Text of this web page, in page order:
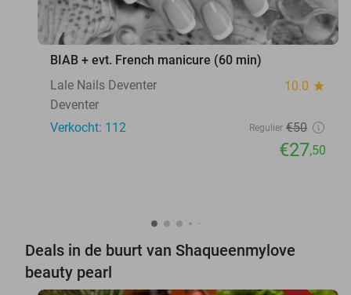
BIAB + evt. French manicure (60 min)
Lale Nails Deventer
10.0 star
Deventer
Verkocht: 112
Regulier €50
€27,50
Deals in de buurt van Shaqueenmylove
beauty pearl